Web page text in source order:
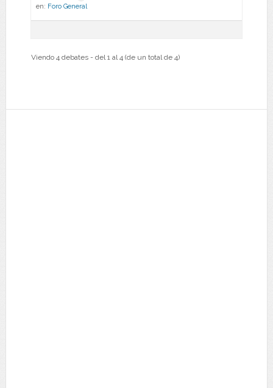
en: Foro General
Viendo 4 debates - del 1 al 4 (de un total de 4)